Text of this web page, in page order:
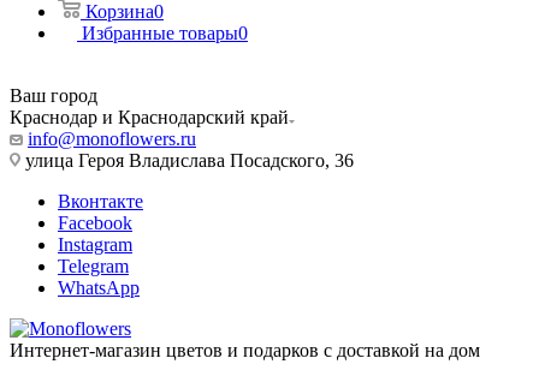
Корзина0
Избранные товары0
Ваш город
Краснодар и Краснодарский край
info@monoflowers.ru
улица Героя Владислава Посадского, 36
Вконтакте
Facebook
Instagram
Telegram
WhatsApp
Интернет-магазин цветов и подарков с доставкой на дом